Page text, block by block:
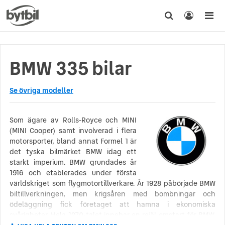
BMW 335 bilar
Se övriga modeller
Som ägare av Rolls-Royce och MINI
(MINI Cooper) samt involverad i flera
motorsporter, bland annat Formel 1 är
det tyska bilmärket BMW idag ett
starkt imperium. BMW grundades år
1916 och etablerades under första
världskriget som flygmotortillverkare. År 1928 påbörjade BMW
biltillverkningen, men krigsåren med bombningar och
ödeläggning fick företaget att hamna i ekonomiska